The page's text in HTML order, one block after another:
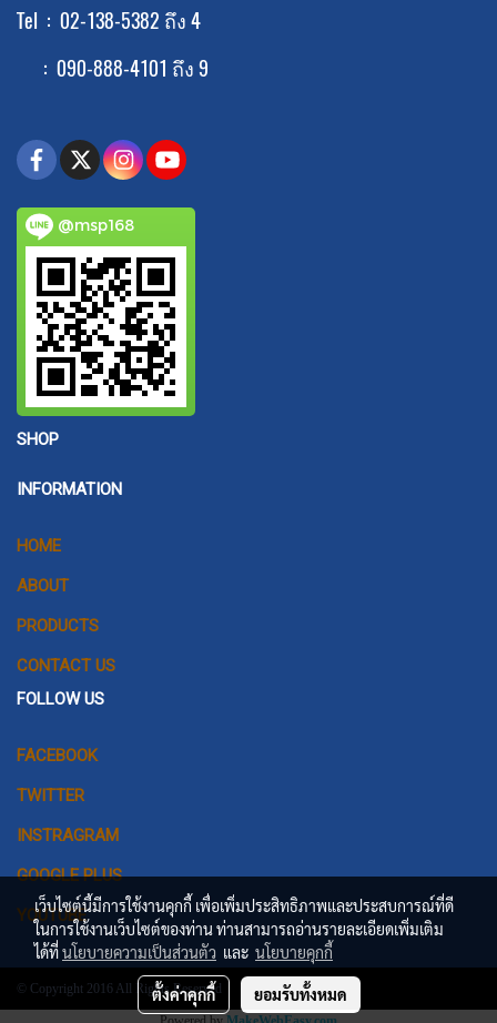
Tel : 02-138-5382 ถึง 4
: 090-888-4101 ถึง 9
@msp168
SHOP
INFORMATION
HOME
ABOUT
PRODUCTS
CONTACT US
FOLLOW US
FACEBOOK
TWITTER
INSTRAGRAM
GOOGLE PLUS
YOUTUBE
© Copyright 2016 All Rights Reserved
เว็บไซต์นี้มีการใช้งานคุกกี้ เพื่อเพิ่มประสิทธิภาพและประสบการณ์ที่ดี
ในการใช้งานเว็บไซต์ของท่าน ท่านสามารถอ่านรายละเอียดเพิ่มเติม
ได้ที่นโยบายความเป็นส่วนตัว และ นโยบายคุกกี้
ตั้งค่าคุกกี้ ยอมรับทั้งหมด